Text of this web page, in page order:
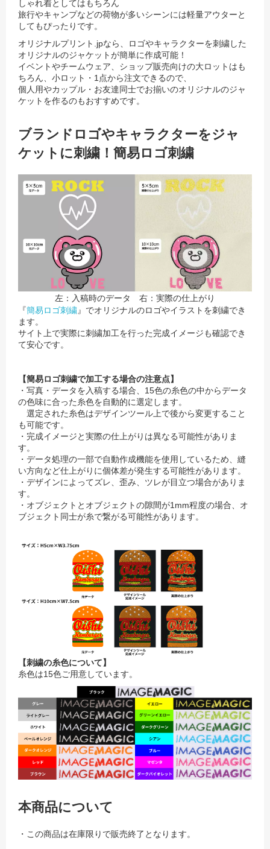
しゃれ着としてはもちろん
旅行やキャンプなどの荷物が多いシーンには軽量アウターと
してもぴったりです。
オリジナルプリント.jpなら、ロゴやキャラクターを刺繍した
オリジナルのジャケットが簡単に作成可能！
イベントやチームウェア、ショップ販売向けの大ロットはも
ちろん、小ロット・1点から注文できるので、
個人用やカップル・お友達同士でお揃いのオリジナルのジャ
ケットを作るのもおすすめです。
ブランドロゴやキャラクターをジャ
ケットに刺繍！簡易ロゴ刺繍
左：入稿時のデータ 右：実際の仕上がり
『簡易ロゴ刺繍』でオリジナルのロゴやイラストを刺繍でき
ます。
サイト上で実際に刺繍加工を行った完成イメージも確認でき
て安心です。
【簡易ロゴ刺繍で加工する場合の注意点】
・写真・データを入稿する場合、15色の糸色の中からデータ
の色味に合った糸色を自動的に選定します。
選定された糸色はデザインツール上で後から変更すること
も可能です。
・完成イメージと実際の仕上がりは異なる可能性がありま
す。
・データ処理の一部で自動作成機能を使用しているため、縫
い方向など仕上がりに個体差が発生する可能性があります。
・デザインによってズレ、歪み、ツレが目立つ場合がありま
す。
・オブジェクトとオブジェクトの隙間が1mm程度の場合、オ
ブジェクト同士が糸で繋がる可能性があります。
【刺繍の糸色について】
糸色は15色ご用意しています。
本商品について
・この商品は在庫限りで販売終了となります。